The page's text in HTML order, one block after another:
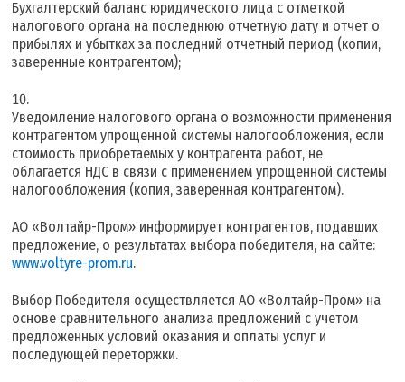
Бухгалтерский баланс юридического лица с отметкой
налогового органа на последнюю отчетную дату и отчет о
прибылях и убытках за последний отчетный период (копии,
заверенные контрагентом);
Уведомление налогового органа о возможности применения
контрагентом упрощенной системы налогообложения, если
стоимость приобретаемых у контрагента работ, не
облагается НДС в связи с применением упрощенной системы
налогообложения (копия, заверенная контрагентом).
АО «Волтайр-Пром» информирует контрагентов, подавших
предложение, о результатах выбора победителя, на сайте:
www.voltyre-prom.ru.
Выбор Победителя осуществляется АО «Волтайр-Пром» на
основе сравнительного анализа предложений с учетом
предложенных условий оказания и оплаты услуг и
последующей переторжки.